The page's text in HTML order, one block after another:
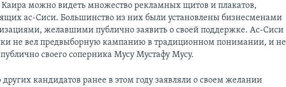
можно видеть множество рекламных щитов и плакатов,
ас-Сиси. Большинство из них были установлены бизнесменами
желавшими публично заявить о своей поддержке. Ас-Сиси
не вел предвыборную кампанию в традиционном понимании, и не
своего соперника Мусу Мустафу Мусу.
других кандидатов ранее в этом году заявляли о своем желании